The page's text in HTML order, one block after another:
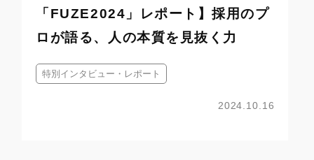
「FUZE2024」レポート】採用のプ
ロが語る、人の本質を見抜く力
特別インタビュー・レポート
2024.10.16